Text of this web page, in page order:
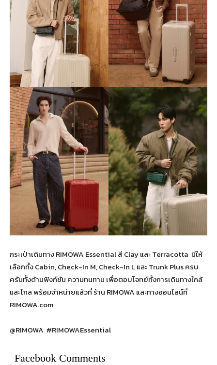
กระเป๋าเดินทาง RIMOWA Essential สี Clay และ Terracotta มีให้
เลือกทั้ง Cabin, Check-In M, Check-In L และ Trunk Plus ครบ
ครันทั้งด้านฟังก์ชัน ความทนทาน เพื่อตอบโจทย์ทั้งการเดินทางใกล้
และไกล พร้อมจำหน่ายแล้วที่ ร้าน RIMOWA และทางออนไลน์ที่
RIMOWA.com
@RIMOWA #RIMOWAEssential
Facebook Comments